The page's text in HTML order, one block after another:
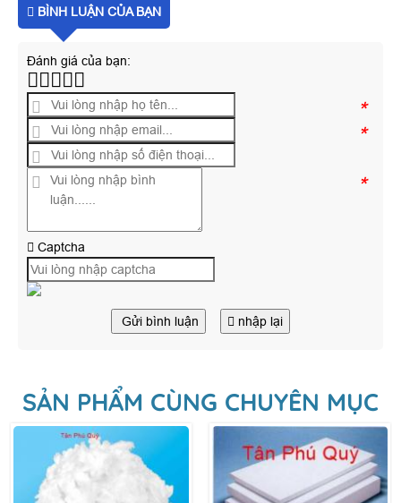
BÌNH LUẬN CỦA BẠN
Đánh giá của bạn:
*
*
*
Captcha
Gửi bình luận nhập lại
SẢN PHẨM CÙNG CHUYÊN MỤC